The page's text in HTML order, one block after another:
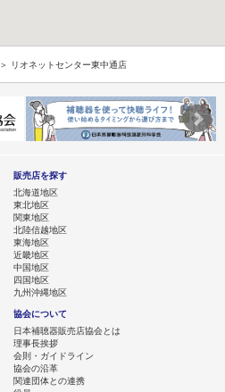
＞ リオネットセンター東中通店
販売店を探す
北海道地区
東北地区
関東地区
北陸信越地区
東海地区
近畿地区
中国地区
四国地区
九州沖縄地区
協会について
日本補聴器販売店協会とは
理事長挨拶
会則・ガイドライン
協会の沿革
関連団体との連携